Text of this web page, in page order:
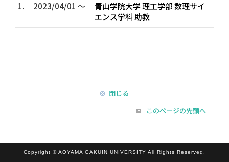
1.
2023/04/01 ～
青山学院大学 理工学部 数理サイ
エンス学科 助教
閉じる
このページの先頭へ
Copyright © AOYAMA GAKUIN UNIVERSITY All Rights Reserved.